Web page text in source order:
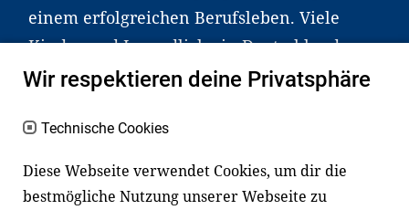
einem erfolgreichen Berufsleben. Viele
Kinder und Jugendliche in Deutschland
haben aber große Schwierigkeiten dabei.
an Familien sowie an Erzieher*innen,
Lehrer*innen und andere
Fachexpert*innen. Dafür arbeiten wir eng
Wir respektieren deine Privatsphäre
Technische Cookies
Diese Webseite verwendet Cookies, um dir die
bestmögliche Nutzung unserer Webseite zu